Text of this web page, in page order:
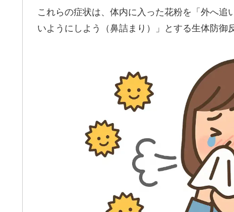
これらの症状は、体内に入った花粉を「外へ
いようにしよう（鼻詰まり）」とする生体防御